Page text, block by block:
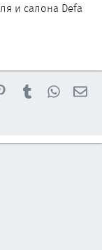
и салона Defa
PinterestTumblr